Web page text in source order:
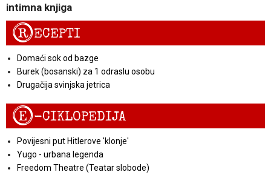
intimna knjiga
RECEPTI
Domaći sok od bazge
Burek (bosanski) za 1 odraslu osobu
Drugačija svinjska jetrica
E-CIKLOPEDIJA
Povijesni put Hitlerove 'klonje'
Yugo - urbana legenda
Freedom Theatre (Teatar slobode)